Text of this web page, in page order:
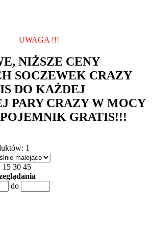
UWAGA !!!
NIŻSZE CENY
SOCZEWEK CRAZY
DO KAŻDEJ
PARY CRAZY W MOCY
GRATIS!!!
1
15 30 45
do